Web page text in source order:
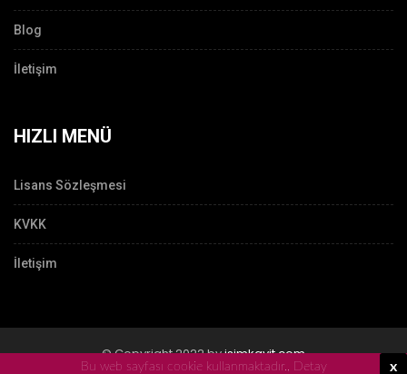
Blog
İletişim
HIZLI MENÜ
Lisans Sözleşmesi
KVKK
İletişim
© Copyright 2022 byisimkayit.com
Bu web sayfası cookie kullanmaktadır., Detay x